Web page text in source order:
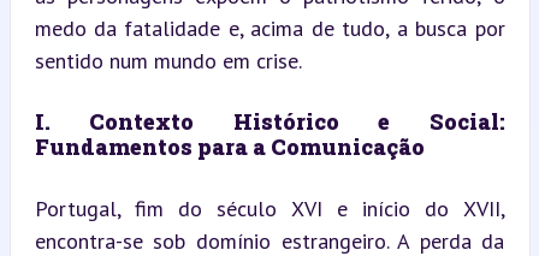
medo da fatalidade e, acima de tudo, a busca por
sentido num mundo em crise.
I. Contexto Histórico e Social:
Fundamentos para a Comunicação
Portugal, fim do século XVI e início do XVII,
encontra-se sob domínio estrangeiro. A perda da